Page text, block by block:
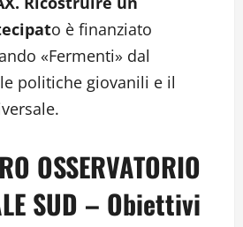
o è finanziato
«Fermenti» dal
politiche giovanili e il
OSSERVATORIO
SUD – Obiettivi